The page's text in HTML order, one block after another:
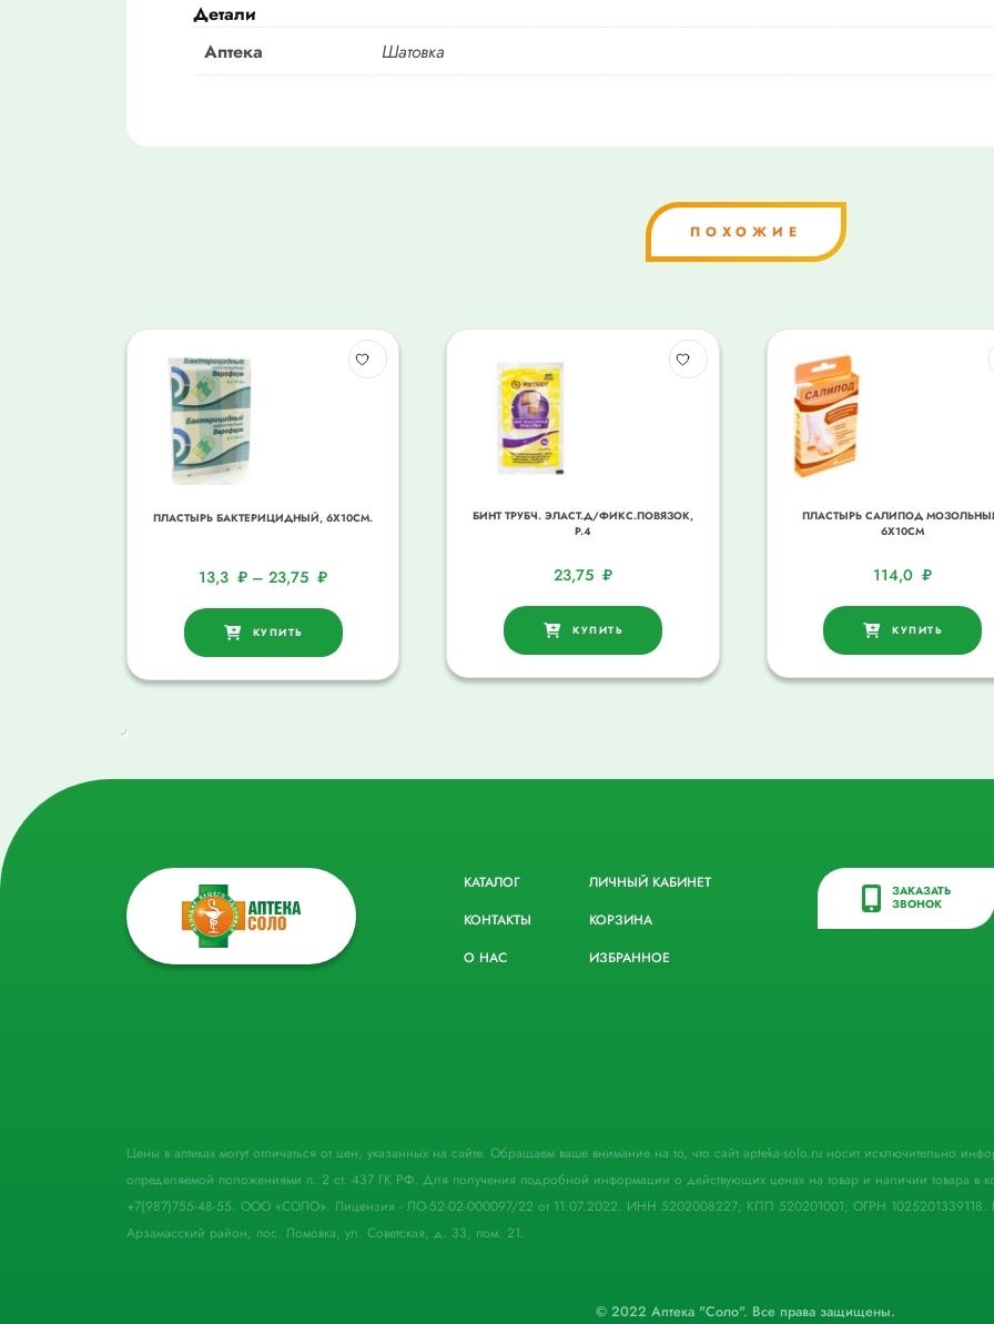
Детали
Аптека
Шатовка
ПОХОЖИЕ
ПЛАСТЫРЬ БАКТЕРИЦИДНЫЙ, 6Х10СМ.
13,3₽ –23,75₽
КУПИТЬ
БИНТ ТРУБЧ. ЭЛАСТ.Д/ФИКС.ПОВЯЗОК,
Р.4
23,75 ₽
КУПИТЬ
ПЛАСТЫРЬ САЛИПОД
6Х10СМ
114,0₽
КУПИТЬ
КАТАЛОГ
КОНТАКТЫ
О НАС
ЛИЧНЫЙ КАБИНЕТ
КОРЗИНА
ИЗБРАННОЕ
ЗАКАЗАТЬ
ЗВОНОК
Цены в аптеках могут отличаться от цен, указанных на сайте. Обращаем ваше внимание на то, что сайт apteka-solo.ru носит исключительно
определяемой положениями п. 2 ст. 437 ГК РФ. Для получения подробной информации о действующих ценах на товар и наличии товара в
+7(987)755-48-55. ООО «СОЛО». Лицензия - ЛО-52-02-000097/22 от 11.07.2022. ИНН 5202008227; КПП 520201001; ОГРН 1025201339118.
Арзамасский район, пос. Ломовка, ул. Советская, д. 33, пом. 21.
© 2022 Аптека "Соло". Все права защищены.